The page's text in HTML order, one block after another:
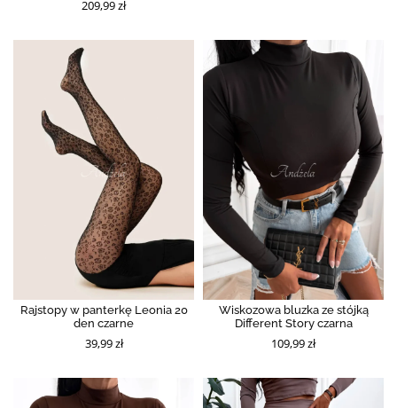
209,99 zł
Rajstopy w panterkę Leonia 20
den czarne
39,99 zł
Wiskozowa bluzka ze stójką
Different Story czarna
109,99 zł